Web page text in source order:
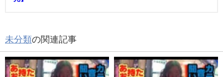
未分類の関連記事